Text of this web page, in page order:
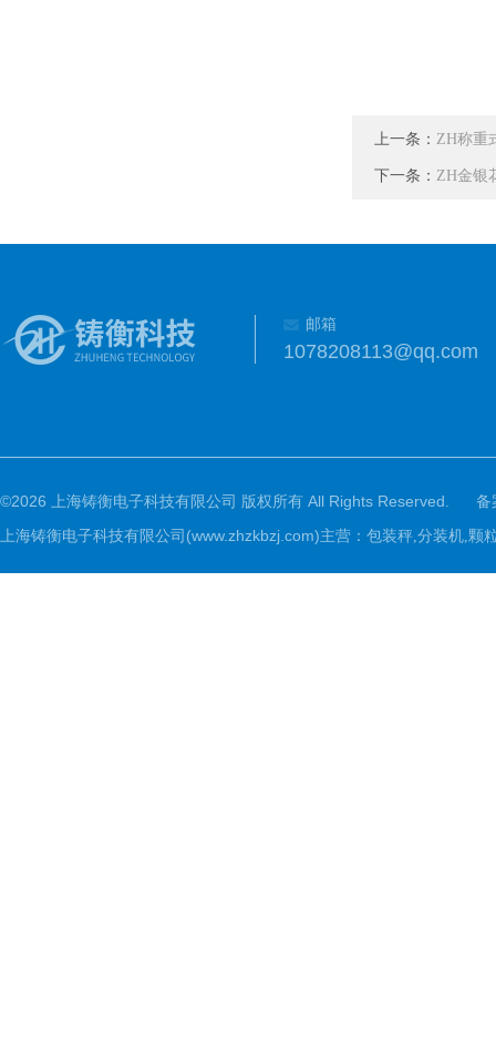
上一条： ZH称重
下一条： ZH金银
邮箱
1078208113@qq.com
©2026 上海铸衡电子科技有限公司 版权所有 All Rights Reserved.
备
上海铸衡电子科技有限公司(www.zhzkbzj.com)主营： 包装秤,分装机,颗